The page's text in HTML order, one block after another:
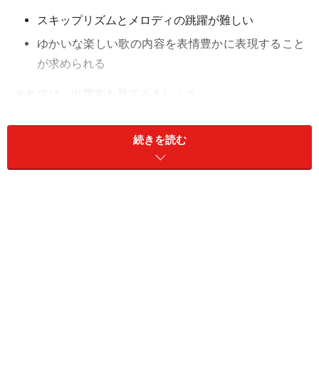
スキップリズムとメロディの跳躍が難しい
ゆかいな楽しい歌の内容を表情豊かに表現すること
が求められる
それでは、出題文を見てみましょう。
音楽表現に関する技術の出題内容
続きを読む